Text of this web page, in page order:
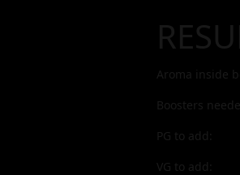
Aroma inside
Boosters
PG to add:
VG to add: